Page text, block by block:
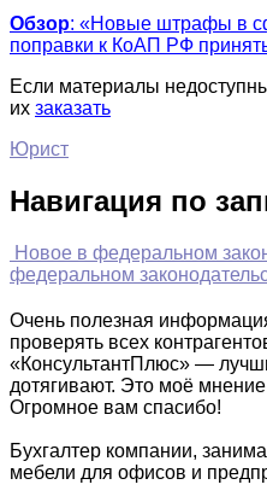
Обзор: «Новые штрафы в
поправки к КоАП РФ
Если материалы
их заказать
Юрист
Навигация по
Новое в федеральном
федеральном
Очень полезная
проверять всех
«КонсультантПлюс» —
дотягивают. Это моё
Огромное вам спасибо!
Бухгалтер компании,
мебели для офисов и